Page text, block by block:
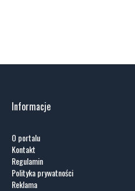
Informacje
O portalu
Kontakt
Regulamin
Polityka prywatności
Reklama